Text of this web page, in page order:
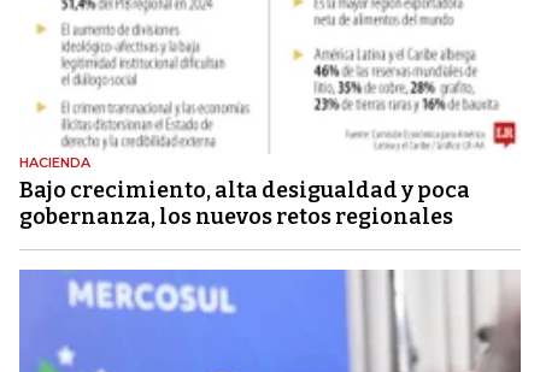
HACIENDA
Bajo crecimiento, alta desigualdad y poca
gobernanza, los nuevos retos regionales